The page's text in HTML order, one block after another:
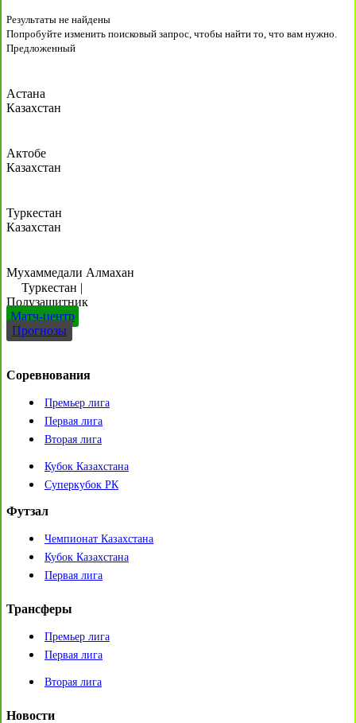
Результаты не найдены
Попробуйте изменить поисковый запрос, чтобы найти то, что вам нужно.
Предложенный
Астана
Казахстан
Актобе
Казахстан
Туркестан
Казахстан
Мухаммедали Алмахан
Туркестан |
Полузащитник
Матч-центр
Прогнозы
Соревнования
Премьер лига
Первая лига
Вторая лига
Кубок Казахстана
Суперкубок РК
Футзал
Чемпионат Казахстана
Кубок Казахстана
Первая лига
Трансферы
Премьер лига
Первая лига
Вторая лига
Новости